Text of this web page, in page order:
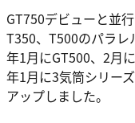
GT750デビューと並
T350、T500のパラレ
年1月にGT500、2月
年1月に3気筒シリー
アップしました。